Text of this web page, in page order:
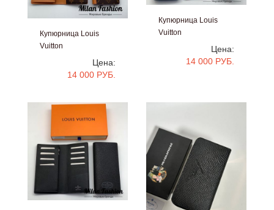
Купюрница Louis
Vuitton
Цена:
14 000 РУБ.
Купюрница Louis
Vuitton
Цена:
14 000 РУБ.